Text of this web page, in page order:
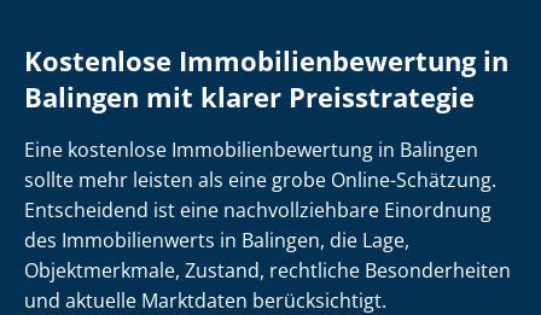
Kostenlose Im­mo­bi­li­en­be­wer­tung in
Balingen mit klarer Preisstrategie
Eine kostenlose Im­mo­bi­li­en­be­wer­tung in Balingen
sollte mehr leisten als eine grobe Online-Schätzung.
Entscheidend ist eine nach­voll­zieh­ba­re Einordnung
des Immobilienwerts in Balingen, die Lage,
Objektmerkmale, Zustand, rechtliche Besonderheiten
und aktuelle Marktdaten berücksichtigt.